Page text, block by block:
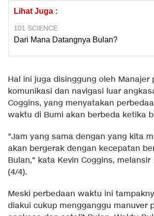
Lihat Juga :
101 SCIENCE
Dari Mana Datangnya Bulan?
Hal ini juga disinggung oleh Manajer
komunikasi dan navigasi luar
Coggins, yang menyatakan
waktu di Bumi akan berbeda ketika
"Jam yang sama dengan yang kita
akan bergerak dengan kecepatan
Bulan," kata Kevin Coggins, melansir
(4/4).
Meski perbedaan waktu ini
diakui cukup mengganggu manuver